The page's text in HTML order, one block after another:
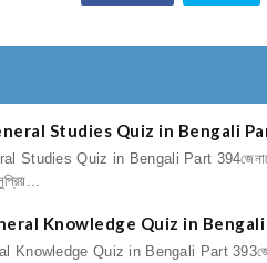
General Studies Quiz in Bengali
Studies Quiz in Bengali Part
Knowledge Quiz in
Knowledge Quiz in Bengali Part